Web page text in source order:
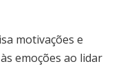
motivações e
emoções ao lidar